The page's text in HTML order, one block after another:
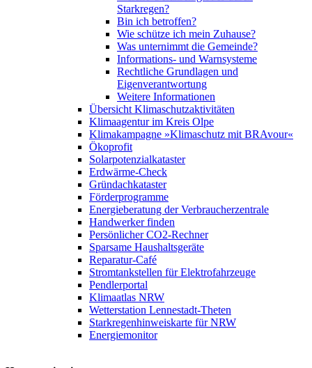
Starkregen?
Bin ich betroffen?
Wie schütze ich mein Zuhause?
Was unternimmt die Gemeinde?
Informations- und Warnsysteme
Rechtliche Grundlagen und
Eigenverantwortung
Weitere Informationen
Übersicht Klimaschutzaktivitäten
Klimaagentur im Kreis Olpe
Klimakampagne »Klimaschutz mit BRAvour«
Ökoprofit
Solarpotenzialkataster
Erdwärme-Check
Gründachkataster
Förderprogramme
Energieberatung der Verbraucherzentrale
Handwerker finden
Persönlicher CO2-Rechner
Sparsame Haushaltsgeräte
Reparatur-Café
Stromtankstellen für Elektrofahrzeuge
Pendlerportal
Klimaatlas NRW
Wetterstation Lennestadt-Theten
Starkregenhinweiskarte für NRW
Energiemonitor